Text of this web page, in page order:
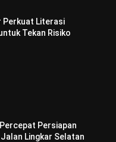
Perkuat Literasi
Tekan Risiko
Persiapan
Lingkar Selatan